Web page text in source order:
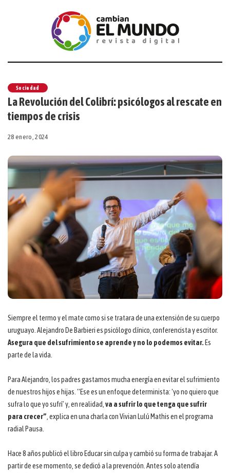
Sociedad
La Revolución del Colibrí: psicólogos al rescate en
tiempos de crisis
28 enero, 2024
Siempre el termo y el mate como si se tratara de una extensión de su cuerpo
uruguayo. Alejandro De Barbieri es psicólogo clínico, conferencista y escritor.
Asegura que del sufrimiento se aprende y no lo podemos evitar. Es
parte de la vida.
Para Alejandro, los padres gastamos mucha energía en evitar el sufrimiento
de nuestros hijos e hijas. “Ese es un enfoque determinista: ‘yo no quiero que
sufra lo que yo sufrí’ y, en realidad, va a sufrir lo que tenga que sufrir
para crecer” , explica en una charla con Vivian Lulú Mathis en el programa
radial Pausa.
Hace 8 años publicó el libro Educar sin culpa y cambió su forma de trabajar. A
partir de ese momento, se dedicó a la prevención. Antes solo atendía